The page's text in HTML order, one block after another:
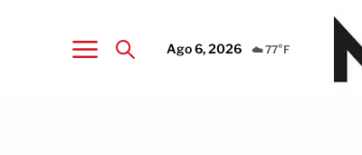
Ago 6, 2026 ☁️ 77°F